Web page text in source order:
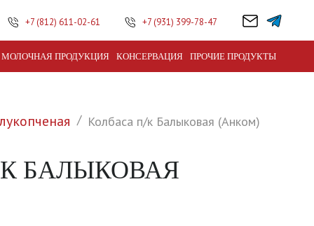
+7 (812) 611-02-61 +7 (931) 399-78-47
МОЛОЧНАЯ ПРОДУКЦИЯ КОНСЕРВАЦИЯ ПРОЧИЕ ПРОДУКТЫ
Колбаса п/к Балыковая (Анком)
БАЛЫКОВАЯ